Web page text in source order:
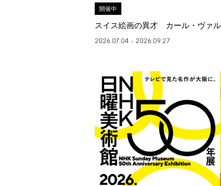
開催中
スイス絵画の異才 カール・ヴァ
2026.07.04 – 2026.09.27